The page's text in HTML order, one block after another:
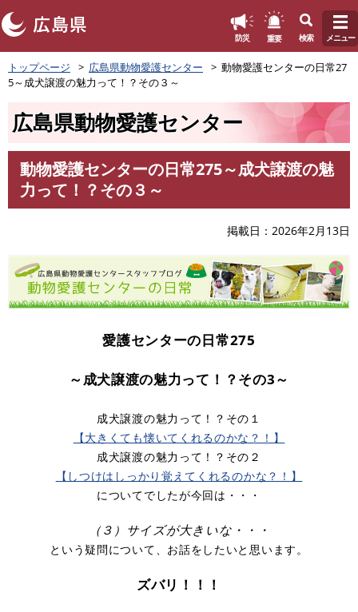
ペ
ー
ジ
防災 重要 検索 メニュー
トップページ 広島県動物愛護センター
動物愛護センターの日常27
5～成犬譲渡の魅力って！？その３～
広島県動物愛護センター
動物愛護センターの日常275～成犬譲渡の魅
力って！？その３～
掲載日 2026年2月13日
愛護センターの日常275
～成犬譲渡の魅力って！？その3～
成犬譲渡の魅力って！？その１
【大きくても懐いてくれるのかな？！】
成犬譲渡の魅力って！？その２
【しつけはしっかり覚えてくれるのかな？！】
についてでしたが今回は・・・
（３）サイズが大きいな・・・
という疑問について、お話をしたいと思います。​
ズバリ！！！